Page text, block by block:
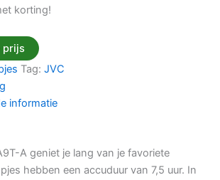
korting!
prijs
Tag: JVC
informatie
A geniet je lang van je favoriete
hebben een accuduur van 7,5 uur. In